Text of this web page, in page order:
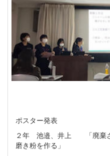
ポスター発表
２年 池邉、井上 「廃棄さ
磨き粉を作る」